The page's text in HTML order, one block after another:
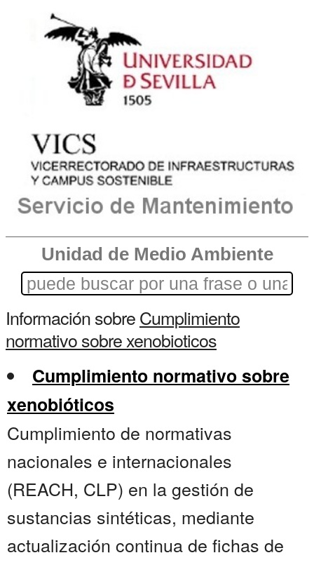
Unidad de Medio Ambiente
Información sobreCumplimiento
normativo sobre xenobioticos
Cumplimiento normativo sobre
xenobióticos
Cumplimiento de normativas
nacionales e internacionales
(REACH, CLP) en la gestión de
sustancias sintéticas, mediante
actualización continua de fichas de